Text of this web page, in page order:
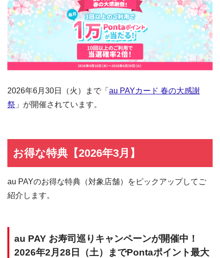
2026年6月30日（火）まで「 au PAYカード 春の大感謝
祭 」が開催されています。
お得な特典【2026年3月】
au PAYのお得な特典（対象店舗）をピックアップしてご
紹介します。
au PAY お寿司巡りキャンペーンが開催中！
2026年2月28日（土）までPontaポイント最大